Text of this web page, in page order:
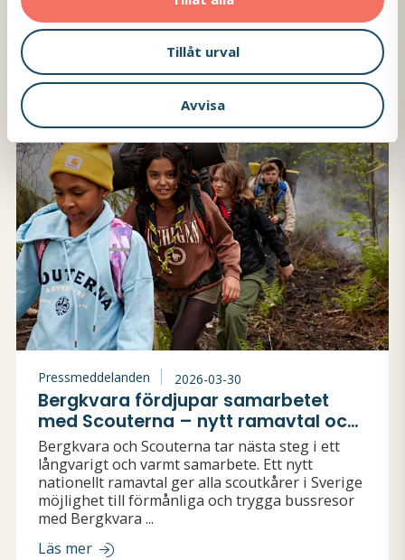
Tillåt urval
Avvisa
enkla, trygga och hållbara resealternativ när de
reser ...
Pressmeddelanden 2026-03-30
Bergkvara fördjupar samarbetet
med Scouterna – nytt ramavtal och
internationellt scoutuppdrag
Bergkvara och Scouterna tar nästa steg i ett
långvarigt och varmt samarbete. Ett nytt
nationellt ramavtal ger alla scoutkårer i Sverige
möjlighet till förmånliga och trygga bussresor
med Bergkvara ...
Läs mer